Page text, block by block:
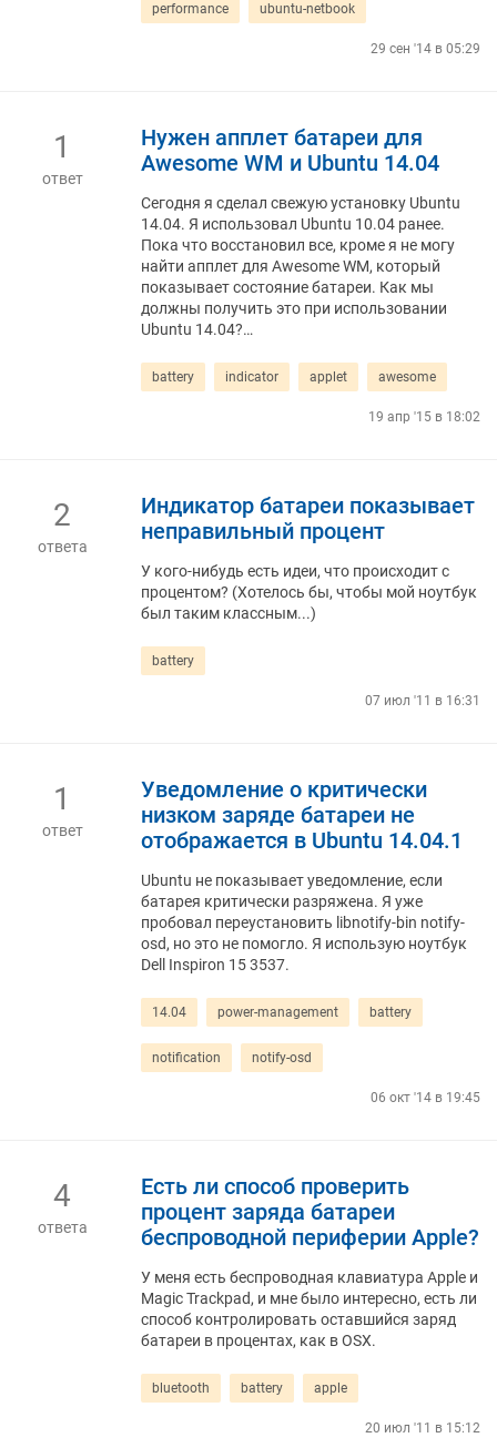
performance ubuntu-netbook
29 сен '14 в 05:29
1
ответ
Нужен апплет батареи для
Awesome WM и Ubuntu 14.04
Сегодня я сделал свежую установку Ubuntu
14.04. Я использовал Ubuntu 10.04 ранее.
Пока что восстановил все, кроме я не могу
найти апплет для Awesome WM, который
показывает состояние батареи. Как мы
должны получить это при использовании
Ubuntu 14.04?…
battery indicator applet awesome
19 апр '15 в 18:02
2
ответа
Индикатор батареи показывает
неправильный процент
У кого-нибудь есть идеи, что происходит с
процентом? (Хотелось бы, чтобы мой ноутбук
был таким классным...)
battery
07 июл '11 в 16:31
1
ответ
Уведомление о критически
низком заряде батареи не
отображается в Ubuntu 14.04.1
Ubuntu не показывает уведомление, если
батарея критически разряжена. Я уже
пробовал переустановить libnotify-bin notify-
osd, но это не помогло. Я использую ноутбук
Dell Inspiron 15 3537.
14.04 power-management battery
notification notify-osd
06 окт '14 в 19:45
4
ответа
Есть ли способ проверить
процент заряда батареи
беспроводной периферии Apple?
У меня есть беспроводная клавиатура Apple и
Magic Trackpad, и мне было интересно, есть ли
способ контролировать оставшийся заряд
батареи в процентах, как в OSX.
bluetooth battery apple
20 июл '11 в 15:12